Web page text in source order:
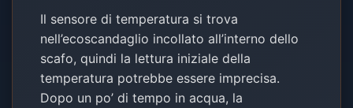
Il sensore di temperatura si trova
nell’ecoscandaglio incollato all’interno dello
scafo, quindi la lettura iniziale della
temperatura potrebbe essere imprecisa.
Dopo un po’ di tempo in acqua, la